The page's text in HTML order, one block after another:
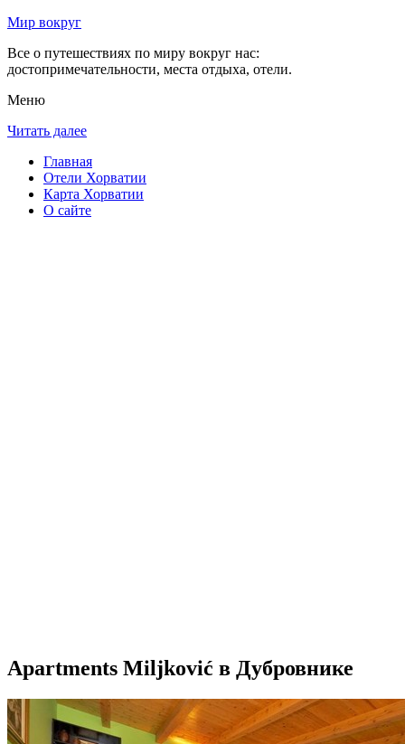
Мир вокруг
Все о путешествиях по миру вокруг нас:
достопримечательности, места отдыха, отели.
Меню
Читать далее
Главная
Отели Хорватии
Карта Хорватии
О сайте
Apartments Miljković в Дубровнике